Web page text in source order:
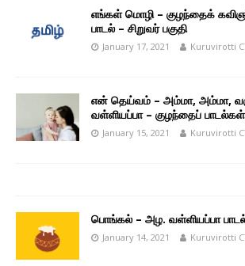
எங்கள் மொழி – குழந்தைக்
பாடல் – சிறுவர் பகுதி
January 17, 2021 Kuruvirotti
என் தெய்வம் – அம்மா, அம்மா,
வள்ளியப்பா – குழந்தைப் பாடல்கள்
January 15, 2021 Kuruvirotti
பொங்கல் – அழ. வள்ளியப்பா பாடல்
January 14, 2021 Kuruvirotti